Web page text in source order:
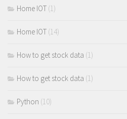
Home IOT (1)
Home IOT (14)
How to get stock data (1)
How to get stock data (1)
Python (10)